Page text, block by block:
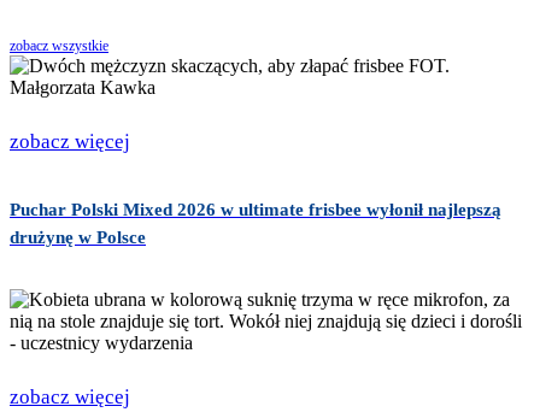
zobacz wszystkie
zobacz więcej
Puchar Polski Mixed 2026 w ultimate frisbee wyłonił najlepszą
drużynę w Polsce
zobacz więcej